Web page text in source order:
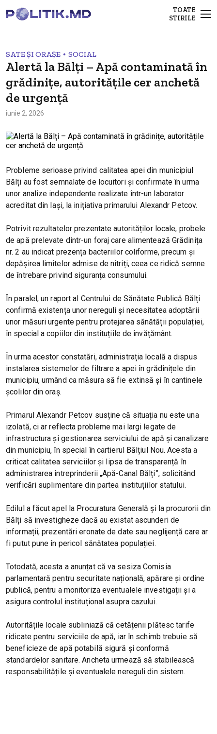
TOATE
STIRILE
SATE ȘI ORAȘE • SOCIAL
Alertă la Bălți – Apă contaminată în
grădinițe, autoritățile cer anchetă
de urgență
iunie 2, 2026
Probleme serioase privind calitatea apei din municipiul
Bălți au fost semnalate de locuitori și confirmate în urma
unor analize independente realizate într-un laborator
acreditat din Iași, la inițiativa primarului Alexandr Petcov.
Potrivit rezultatelor prezentate autorităților locale, probele
de apă prelevate dintr-un foraj care alimentează Grădinița
nr. 2 au indicat prezența bacteriilor coliforme, precum și
depășirea limitelor admise de nitriți, ceea ce ridică semne
de întrebare privind siguranța consumului.
În paralel, un raport al Centrului de Sănătate Publică Bălți
confirmă existența unor nereguli și necesitatea adoptării
unor măsuri urgente pentru protejarea sănătății populației,
în special a copiilor din instituțiile de învățământ.
În urma acestor constatări, administrația locală a dispus
instalarea sistemelor de filtrare a apei în grădinițele din
municipiu, urmând ca măsura să fie extinsă și în cantinele
școlilor din oraș.
Primarul Alexandr Petcov susține că situația nu este una
izolată, ci ar reflecta probleme mai largi legate de
infrastructura și gestionarea serviciului de apă și canalizare
din municipiu, în special în cartierul Bălțiul Nou. Acesta a
criticat calitatea serviciilor și lipsa de transparență în
administrarea întreprinderii „Apă-Canal Bălți”, solicitând
verificări suplimentare din partea instituțiilor statului.
Edilul a făcut apel la Procuratura Generală și la procurorii din
Bălți să investigheze dacă au existat ascunderi de
informații, prezentări eronate de date sau neglijență care ar
fi putut pune în pericol sănătatea populației.
Totodată, acesta a anunțat că va sesiza Comisia
parlamentară pentru securitate națională, apărare și ordine
publică, pentru a monitoriza eventualele investigații și a
asigura controlul instituțional asupra cazului.
Autoritățile locale subliniază că cetățenii plătesc tarife
ridicate pentru serviciile de apă, iar în schimb trebuie să
beneficieze de apă potabilă sigură și conformă
standardelor sanitare. Ancheta urmează să stabilească
responsabilitățile și eventualele nereguli din sistem.